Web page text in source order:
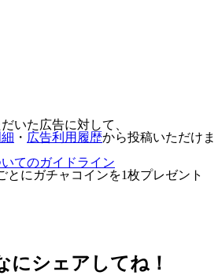
いた広告に対して、
・ 広告利用履歴から投稿いただけま
てのガイドライン
とに ガチャコインを1枚プレゼント
にシェアしてね！